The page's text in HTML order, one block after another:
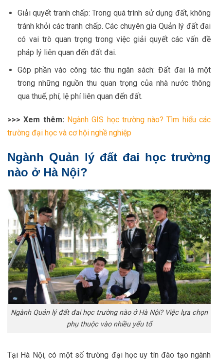
Giải quyết tranh chấp: Trong quá trình sử dụng đất, không
tránh khỏi các tranh chấp. Các chuyên gia Quản lý đất đai
có vai trò quan trọng trong việc giải quyết các vấn đề
pháp lý liên quan đến đất đai.
Góp phần vào công tác thu ngân sách: Đất đai là một
trong những nguồn thu quan trọng của nhà nước thông
qua thuế, phí, lệ phí liên quan đến đất.
>>> Xem thêm: Ngành GIS học trường nào? Tìm hiểu các
trường đại học và cơ hội nghề nghiệp
Ngành Quản lý đất đai học trường
nào ở Hà Nội?
Ngành Quản lý đất đai học trường nào ở Hà Nội? Việc lựa chọn
phụ thuộc vào nhiều yếu tố
Tại Hà Nội, có một số trường đại học uy tín đào tạo ngành